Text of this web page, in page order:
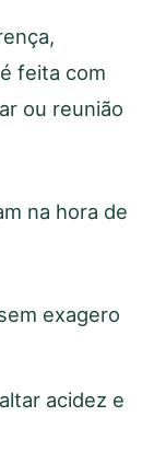
feita com
ou reunião
na hora de
exagero
acidez e